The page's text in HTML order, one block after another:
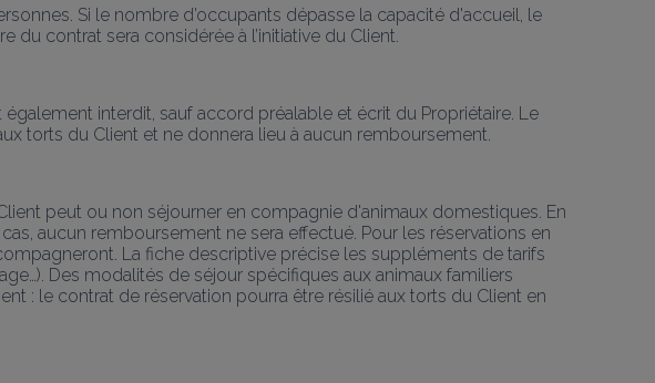
Si le nombre d’occupants dépasse la capacité d'accueil, le
contrat sera considérée à l’initiative du Client.
interdit, sauf accord préalable et écrit du Propriétaire. Le
torts du Client et ne donnera lieu à aucun remboursement.
peut ou non séjourner en compagnie d'animaux domestiques. En
aucun remboursement ne sera effectué. Pour les réservations en
La fiche descriptive précise les suppléments de tarifs
Des modalités de séjour spécifiques aux animaux familiers
: le contrat de réservation pourra être résilié aux torts du Client en